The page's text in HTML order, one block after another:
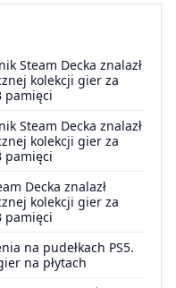
Steam Decka znalazł
kolekcji gier za
pamięci
Steam Decka znalazł
kolekcji gier za
pamięci
Decka znalazł
kolekcji gier za
pamięci
na pudełkach PS5.
na płytach